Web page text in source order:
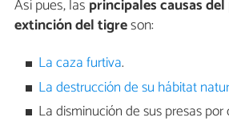
Así pues, las principales causas
extinción del tigreson:
La caza furtiva.
La destrucción de su hábitat
La disminución de sus presas